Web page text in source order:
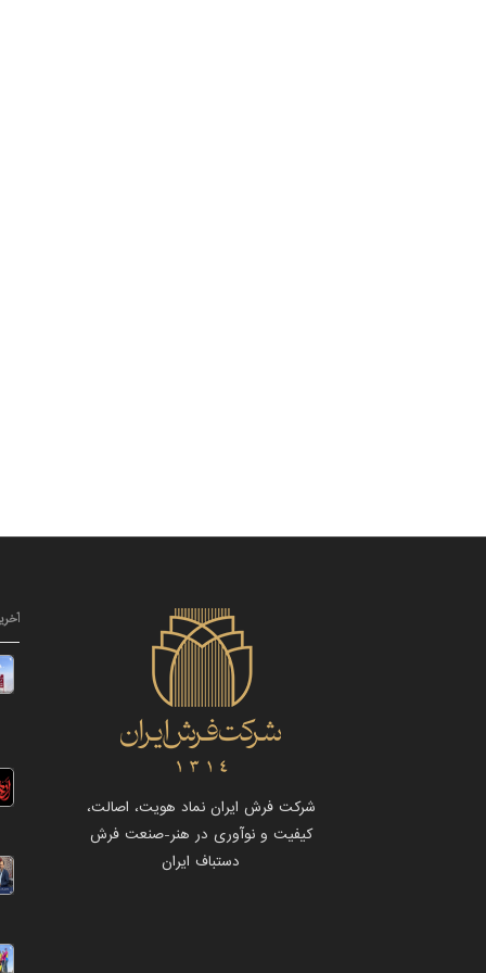
شرکت فرش ایران نماد هویت، اصالت،
کیفیت و نوآوری در هنر-صنعت فرش
دستباف ایران